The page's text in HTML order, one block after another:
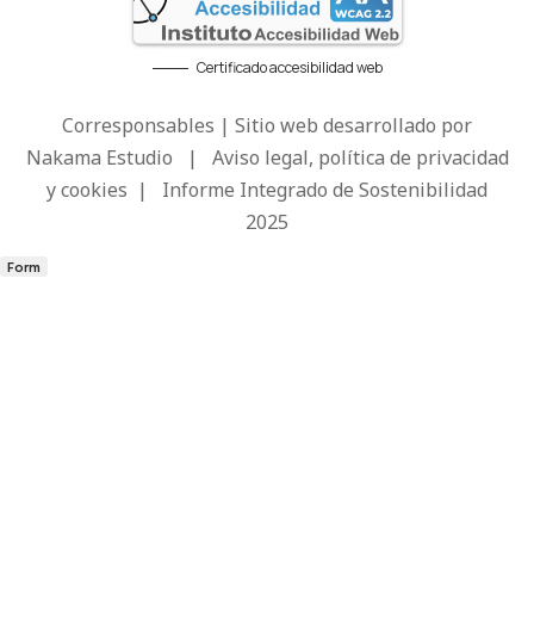
Certificado accesibilidad web
Corresponsables | Sitio web desarrollado por
Nakama Estudio | Aviso legal, política de privacidad
y cookies | Informe Integrado de Sostenibilidad
2025
Form